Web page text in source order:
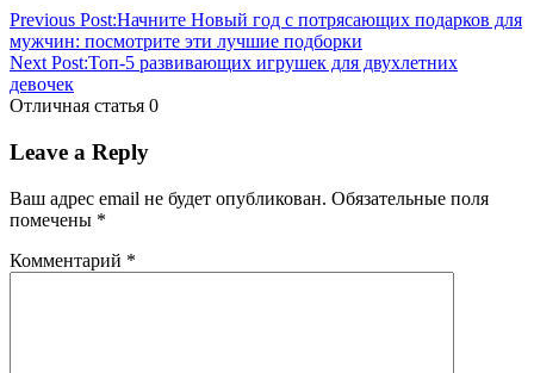
Previous Post:Начните Новый год с потрясающих подарков для
мужчин: посмотрите эти лучшие подборки
Next Post:Топ-5 развивающих игрушек для двухлетних
девочек
Отличная статья 0
Leave a Reply
Ваш адрес email не будет опубликован. Обязательные поля
помечены *
Комментарий *